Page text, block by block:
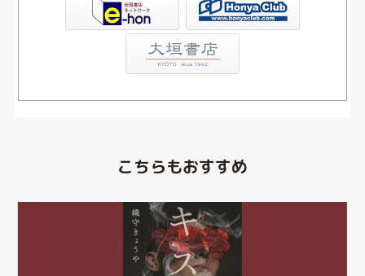
こちらもおすすめ